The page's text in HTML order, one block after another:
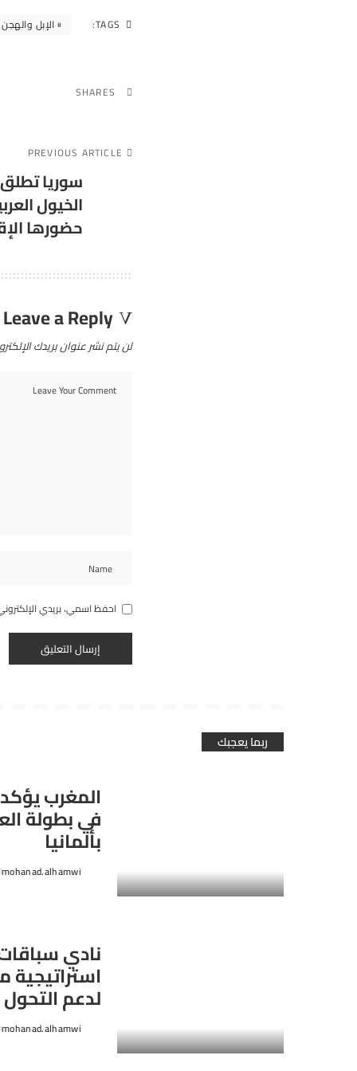
TAGS: الإبل والهجن
SHARES
PREVIOUS ARTICLE
سوريا
الخيول
حضورها
Leave a Reply
لن يتم نشر عنوان بريدك
احفظ اسمي، بريدي
ربما يعجبك
المغرب
بألمانيا
Posted
mohanad.alhamwi
نادي
لدعم
Posted
mohanad.alhamwi